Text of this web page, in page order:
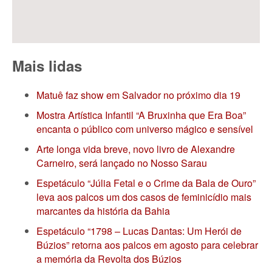
Mais lidas
Matuê faz show em Salvador no próximo dia 19
Mostra Artística Infantil “A Bruxinha que Era Boa”
encanta o público com universo mágico e sensível
Arte longa vida breve, novo livro de Alexandre
Carneiro, será lançado no Nosso Sarau
Espetáculo “Júlia Fetal e o Crime da Bala de Ouro”
leva aos palcos um dos casos de feminicídio mais
marcantes da história da Bahia
Espetáculo “1798 – Lucas Dantas: Um Herói de
Búzios” retorna aos palcos em agosto para celebrar
a memória da Revolta dos Búzios